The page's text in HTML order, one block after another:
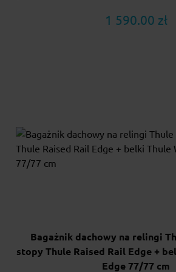
1 590.00 zł
Bagażnik dachowy na relingi
stopy Thule Raised Rail Edge +
Edge 77/77 cm